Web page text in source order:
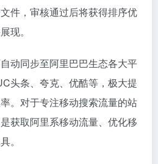
件，审核通过后将获得排序优
现。
动同步至阿里巴巴生态各大平
头条、夸克、优酷等，极大提
。对于专注移动搜索流量的站
获取阿里系移动流量、优化移
。